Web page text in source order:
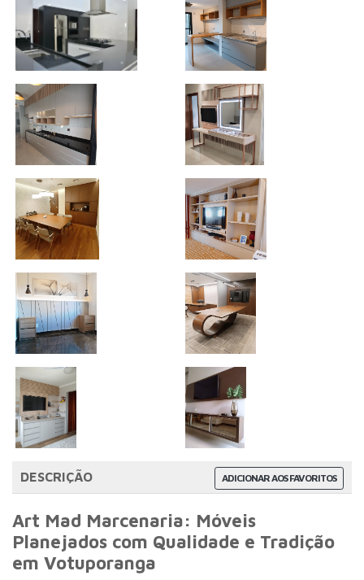
ADICIONAR AOS FAVORITOS
DESCRIÇÃO
Art Mad Marcenaria: Móveis
Planejados com Qualidade e Tradição
em Votuporanga